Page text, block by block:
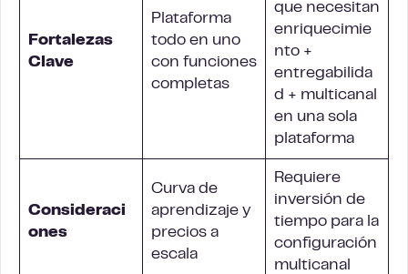
Fortalezas
Clave
Plataforma
todo en uno
con funciones
completas
que necesitan
enriquecimie
nto +
entregabilida
d + multicanal
en una sola
plataforma
Consideraci
ones
Curva de
aprendizaje y
precios a
escala
Requiere
inversión de
tiempo para la
configuración
multicanal